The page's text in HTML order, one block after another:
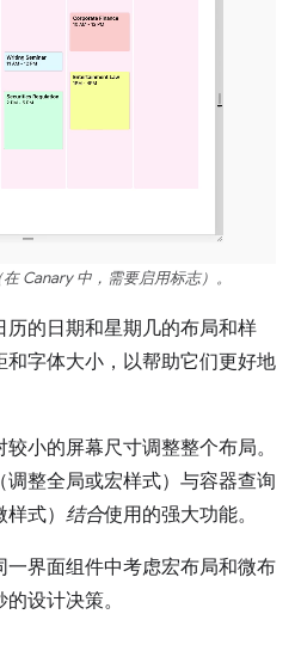
Canary 中，需要启用标志）。
的日期和星期几的布局和样
字体大小，以帮助它们更好地
小的屏幕尺寸调整整个布局。
整全局或宏样式）与容器查询
式） 结合使用的强大功能。
界面组件中考虑宏布局和微布
设计决策。